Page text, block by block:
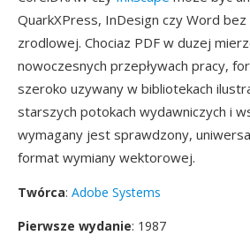
QuarkXPress, InDesign czy Word bez
zrodlowej. Chociaz PDF w duzej
nowoczesnych przepływach pracy,
szeroko uzywany w bibliotekach
starszych potokach wydawniczych i
wymagany jest sprawdzony,
format wymiany wektorowej.
Twórca: Adobe Systems
Pierwsze wydanie: 1987